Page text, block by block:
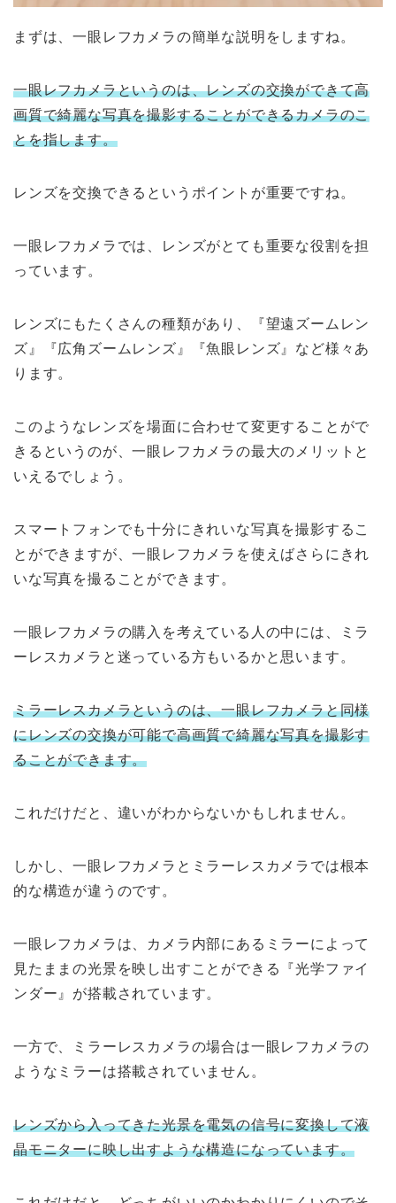
まずは、一眼レフカメラの簡単な説明をしますね。
一眼レフカメラというのは、レンズの交換ができて高
画質で綺麗な写真を撮影することができるカメラのこ
とを指します。
レンズを交換できるというポイントが重要ですね。
一眼レフカメラでは、レンズがとても重要な役割を担
っています。
レンズにもたくさんの種類があり、『望遠ズームレン
ズ』『広角ズームレンズ』『魚眼レンズ』など様々あ
ります。
このようなレンズを場面に合わせて変更することがで
きるというのが、一眼レフカメラの最大のメリットと
いえるでしょう。
スマートフォンでも十分にきれいな写真を撮影するこ
とができますが、一眼レフカメラを使えばさらにきれ
いな写真を撮ることができます。
一眼レフカメラの購入を考えている人の中には、ミラ
ーレスカメラと迷っている方もいるかと思います。
ミラーレスカメラというのは、一眼レフカメラと同様
にレンズの交換が可能で高画質で綺麗な写真を撮影す
ることができます。
これだけだと、違いがわからないかもしれません。
しかし、一眼レフカメラとミラーレスカメラでは根本
的な構造が違うのです。
一眼レフカメラは、カメラ内部にあるミラーによって
見たままの光景を映し出すことができる『光学ファイ
ンダー』が搭載されています。
一方で、ミラーレスカメラの場合は一眼レフカメラの
ようなミラーは搭載されていません。
レンズから入ってきた光景を電気の信号に変換して液
晶モニターに映し出すような構造になっています。